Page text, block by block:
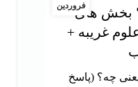
فروردینبخش های
غریبه +
چه؟ (پاسخ